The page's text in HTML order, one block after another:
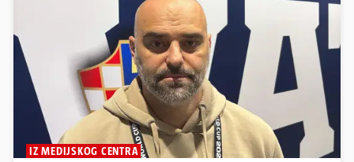
IZ MEDIJSKOG CENTRA